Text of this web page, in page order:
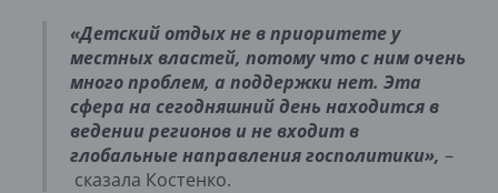
«Детский отдых не в приоритете у
местных властей, потому что с ним очень
много проблем, а поддержки нет. Эта
сфера на сегодняшний день находится в
ведении регионов и не входит в
глобальные направления госполитики», –
сказала Костенко.